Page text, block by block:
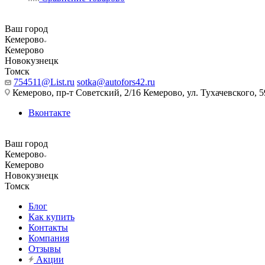
Ваш город
Кемерово
Кемерово
Новокузнецк
Томск
754511@List.ru sotka@autofors42.ru
Кемерово, пр-т Советский, 2/16 Кемерово, ул. Тухачевского,
Вконтакте
Ваш город
Кемерово
Кемерово
Новокузнецк
Томск
Блог
Как купить
Контакты
Компания
Отзывы
Акции